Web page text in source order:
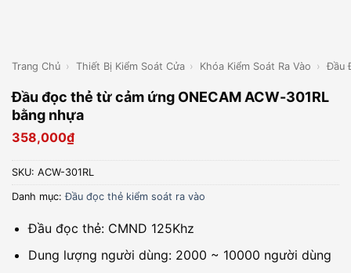
Trang Chủ › Thiết Bị Kiểm Soát Cửa › Khóa Kiểm Soát Ra Vào › Đầu
Đầu đọc thẻ từ cảm ứng ONECAM ACW-301RL
bằng nhựa
358,000₫
SKU: ACW-301RL
Danh mục:Đầu đọc thẻ kiểm soát ra vào
Đầu đọc thẻ: CMND 125Khz
Dung lượng người dùng: 2000 ~ 10000 người dùng